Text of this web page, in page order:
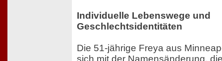
Individuelle Lebenswege und
Geschlechtsidentitäten
Die 51-jährige Freya aus